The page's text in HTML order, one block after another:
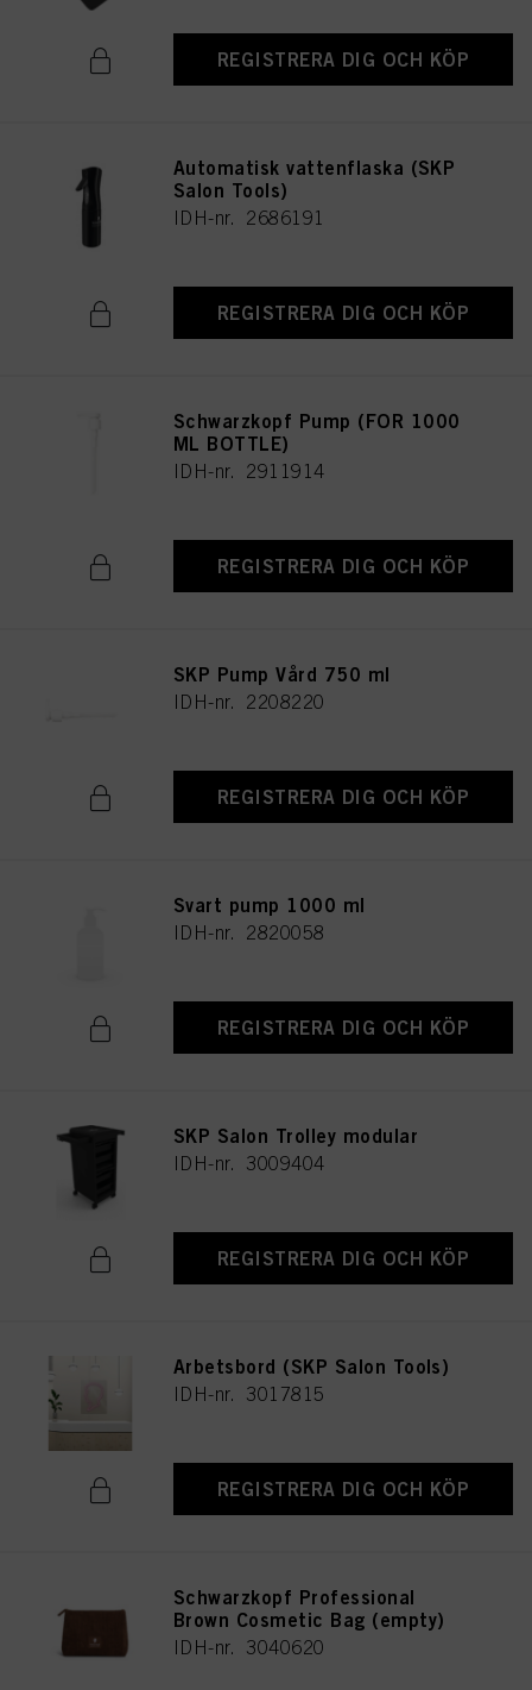
REGISTRERA DIG OCH KÖP
Automatisk vattenflaska (SKP
Salon Tools)
IDH-nr. 2686191
REGISTRERA DIG OCH KÖP
Schwarzkopf Pump (FOR 1000
ML BOTTLE)
IDH-nr. 2911914
REGISTRERA DIG OCH KÖP
SKP Pump Vård 750 ml
IDH-nr. 2208220
REGISTRERA DIG OCH KÖP
Svart pump 1000 ml
IDH-nr. 2820058
REGISTRERA DIG OCH KÖP
SKP Salon Trolley modular
IDH-nr. 3009404
REGISTRERA DIG OCH KÖP
Arbetsbord (SKP Salon Tools)
IDH-nr. 3017815
REGISTRERA DIG OCH KÖP
Schwarzkopf Professional
Brown Cosmetic Bag (empty)
IDH-nr. 3040620